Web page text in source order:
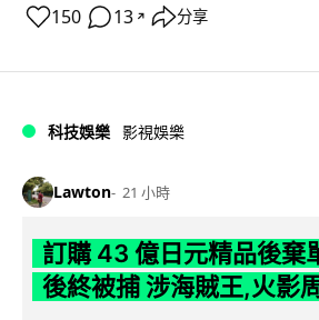
150 13 ↗ 分享
科技娛樂 影視娛樂
Lawton 21 小時
訂購 43 億日元精品後棄
後終被捕 涉海賊王,火影